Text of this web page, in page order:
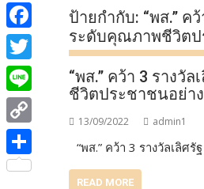
ป้ายกำกับ: “พส.” ค
ระดับคุณภาพชีวิตป
“พส.” คว้า 3 รางวั
ชีวิตประชาชนอย่า
13/09/2022 admin1
“พส.” คว้า 3 รางวัลเลิ
READ MORE
F
a
c
e
b
o
T
w
i
t
t
L
i
n
C
o
S